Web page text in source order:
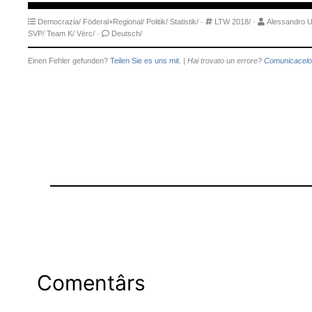
Democrazia/ Föderal+Regional/ Politik/ Statistik/ · LTW 2018/ · Alessandro
SVP/ Team K/ Vërc/ · Deutsch/
Einen Fehler gefunden? Teilen Sie es uns mit. | Hai trovato un errore? Comunicacelo.
Comentârs